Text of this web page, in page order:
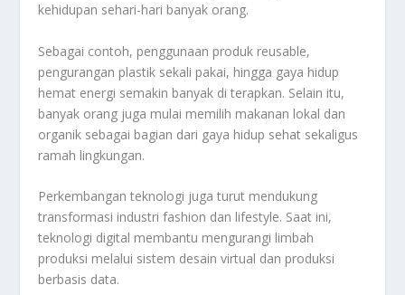
kehidupan sehari-hari banyak orang.
Sebagai contoh, penggunaan produk reusable,
pengurangan plastik sekali pakai, hingga gaya hidup
hemat energi semakin banyak di terapkan. Selain itu,
banyak orang juga mulai memilih makanan lokal dan
organik sebagai bagian dari gaya hidup sehat sekaligus
ramah lingkungan.
Perkembangan teknologi juga turut mendukung
transformasi industri fashion dan lifestyle. Saat ini,
teknologi digital membantu mengurangi limbah
produksi melalui sistem desain virtual dan produksi
berbasis data.